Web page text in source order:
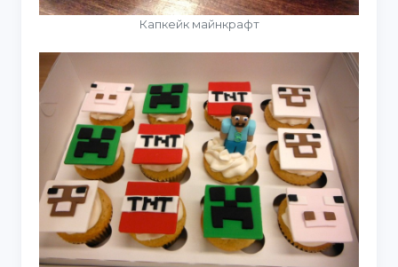
Капкейк майнкрафт